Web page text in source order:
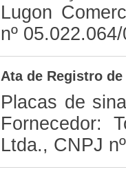
Lugon
nº
Ata de Registro de
Placas de
Fornecedor:
Ltda., CNPJ